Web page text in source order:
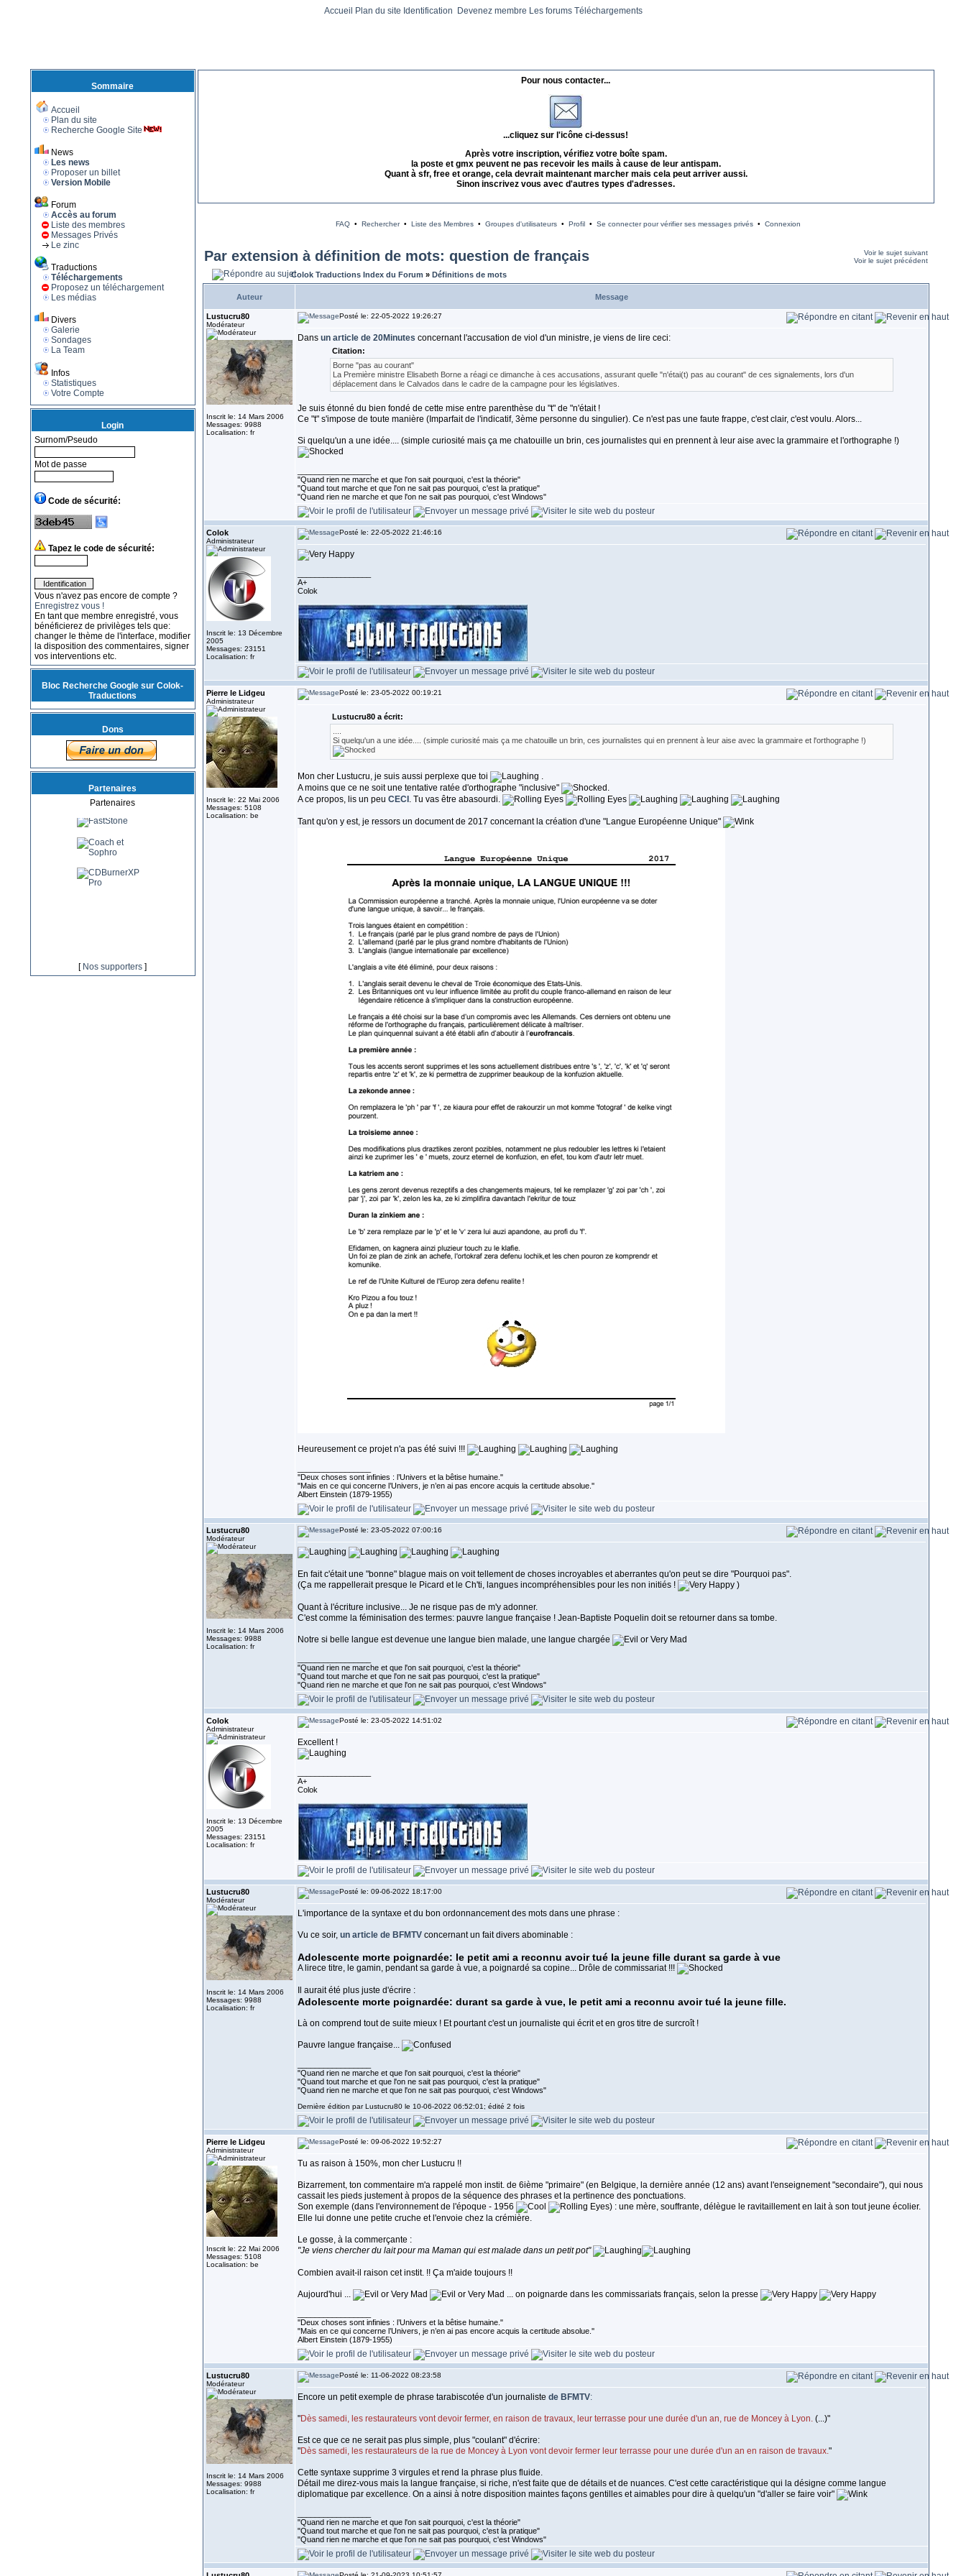
Accueil Plan du site Identification Devenez membre Les forums Téléchargements
Sommaire
Accueil
Plan du site
Recherche Google Site
News
Les news
Proposer un billet
Version Mobile
Forum
Accès au forum
Liste des membres
Messages Privés
Le zinc
Traductions
Téléchargements
Proposez un téléchargement
Les médias
Divers
Galerie
Sondages
La Team
Infos
Statistiques
Votre Compte
Login
Surnom/Pseudo
Mot de passe
Code de sécurité:
Tapez le code de sécurité:
Vous n'avez pas encore de compte ?
Enregistrez vous !
En tant que membre enregistré, vous
bénéficierez de privilèges tels que:
changer le thème de l'interface, modifier
la disposition des commentaires, signer
vos interventions etc.
Bloc Recherche Google sur Colok-
Traductions
Dons
Partenaires
Partenaires
[ Nos supporters ]
Pour nous contacter...
...cliquez sur l'icône ci-dessus!
Après votre inscription, vérifiez votre boîte spam.
la poste et gmx peuvent ne pas recevoir les mails à cause de leur antispam.
Quant à sfr, free et orange, cela devrait maintenant marcher mais cela peut arriver aussi.
Sinon inscrivez vous avec d'autres types d'adresses.
FAQ• Rechercher• Liste des Membres• Groupes d'utilisateurs• Profil• Se connecter pour vérifier ses messages privés• Connexion
Par extension à définition de mots: question de français
Voir le sujet suivant
Voir le sujet précédent
Colok Traductions Index du Forum » Définitions de mots
Auteur Message
Lustucru80
Modérateur
Inscrit le: 14 Mars 2006
Messages: 9988
Localisation: fr
Posté le: 22-05-2022 19:26:27
Dans un article de 20Minutes concernant l'accusation de viol d'un ministre, je viens de lire ceci:
Citation:
Borne "pas au courant"
La Première ministre Elisabeth Borne a réagi ce dimanche à ces accusations, assurant quelle "n'étai(t) pas au courant" de ces signalements, lors d'un
déplacement dans le Calvados dans le cadre de la campagne pour les législatives.
Je suis étonné du bien fondé de cette mise entre parenthèse du "t" de "n'était !
Ce "t" s'impose de toute manière (Imparfait de l'indicatif, 3ème personne du singulier). Ce n'est pas une faute frappe, c'est clair, c'est voulu. Alors...
Si quelqu'un a une idée.... (simple curiosité mais ça me chatouille un brin, ces journalistes qui en prennent à leur aise avec la grammaire et l'orthographe !)
"Quand rien ne marche et que l'on sait pourquoi, c'est la théorie"
"Quand tout marche et que l'on ne sait pas pourquoi, c'est la pratique"
"Quand rien ne marche et que l'on ne sait pas pourquoi, c'est Windows"
Colok
Administrateur
Inscrit le: 13 Décembre
2005
Messages: 23151
Localisation: fr
Posté le: 22-05-2022 21:46:16
A+
Colok
Pierre le Lidgeu
Administrateur
Inscrit le: 22 Mai 2006
Messages: 5108
Localisation: be
Posté le: 23-05-2022 00:19:21
Lustucru80 a écrit:
Si quelqu'un a une idée.... (simple curiosité mais ça me chatouille un brin, ces journalistes qui en prennent à leur aise avec la grammaire et l'orthographe !)
Mon cher Lustucru, je suis aussi perplexe que toi
.
A moins que ce ne soit une tentative ratée d'orthographe "inclusive"
.
A ce propos, lis un peu CECI . Tu vas être abasourdi.
Tant qu'on y est, je ressors un document de 2017 concernant la création d'une "Langue Européenne Unique"
Heureusement ce projet n'a pas été suivi !!!
''Deux choses sont infinies : l’Univers et la bêtise humaine."
"Mais en ce qui concerne l’Univers, je n’en ai pas encore acquis la certitude absolue.''
Albert Einstein (1879-1955)
Lustucru80
Modérateur
Inscrit le: 14 Mars 2006
Messages: 9988
Localisation: fr
Posté le: 23-05-2022 07:00:16
En fait c'était une "bonne" blague mais on voit tellement de choses incroyables et aberrantes qu'on peut se dire "Pourquoi pas".
(Ça me rappellerait presque le Picard et le Ch'ti, langues incompréhensibles pour les non initiés !
)
Quant à l'écriture inclusive... Je ne risque pas de m'y adonner.
C'est comme la féminisation des termes: pauvre langue française ! Jean-Baptiste Poquelin doit se retourner dans sa tombe.
Notre si belle langue est devenue une langue bien malade, une langue chargée
"Quand rien ne marche et que l'on sait pourquoi, c'est la théorie"
"Quand tout marche et que l'on ne sait pas pourquoi, c'est la pratique"
"Quand rien ne marche et que l'on ne sait pas pourquoi, c'est Windows"
Colok
Administrateur
Inscrit le: 13 Décembre
2005
Messages: 23151
Localisation: fr
Posté le: 23-05-2022 14:51:02
Excellent !
A+
Colok
Lustucru80
Modérateur
Inscrit le: 14 Mars 2006
Messages: 9988
Localisation: fr
Posté le: 09-06-2022 18:17:00
L'importance de la syntaxe et du bon ordonnancement des mots dans une phrase :
Vu ce soir, un article de BFMTVconcernant un fait divers abominable :
Adolescente morte poignardée: le petit ami a reconnu avoir tué la jeune fille durant sa garde à vue
A lirece titre, le gamin, pendant sa garde à vue, a poignardé sa copine... Drôle de commissariat !!!
Il aurait été plus juste d'écrire :
Adolescente morte poignardée: durant sa garde à vue, le petit ami a reconnu avoir tué la jeune fille.
Là on comprend tout de suite mieux ! Et pourtant c'est un journaliste qui écrit et en gros titre de surcroît !
Pauvre langue française...
"Quand rien ne marche et que l'on sait pourquoi, c'est la théorie"
"Quand tout marche et que l'on ne sait pas pourquoi, c'est la pratique"
"Quand rien ne marche et que l'on ne sait pas pourquoi, c'est Windows"
Dernière édition par Lustucru80 le 10-06-2022 06:52:01; édité 2 fois
Pierre le Lidgeu
Administrateur
Inscrit le: 22 Mai 2006
Messages: 5108
Localisation: be
Posté le: 09-06-2022 19:52:27
Tu as raison à 150%, mon cher Lustucru !!
Bizarrement, ton commentaire m'a rappelé mon instit. de 6ième "primaire" (en Belgique, la dernière année (12 ans) avant l'enseignement "secondaire"), qui nous
cassait les pieds justement à propos de la séquence des phrases et la pertinence des ponctuations.
Son exemple (dans l'environnement de l'époque - 1956
) : une mère, souffrante, délègue le ravitaillement en lait à son tout jeune écolier.
Elle lui donne une petite cruche et l'envoie chez la crémière.
Le gosse, à la commerçante :
"Je viens chercher du lait pour ma Maman qui est malade dans un petit pot"
Combien avait-il raison cet instit. !! Ça m'aide toujours !!
Aujourd'hui ... ... on poignarde dans les commissariats français, selon la presse
''Deux choses sont infinies : l’Univers et la bêtise humaine."
"Mais en ce qui concerne l’Univers, je n’en ai pas encore acquis la certitude absolue.''
Albert Einstein (1879-1955)
Lustucru80
Modérateur
Inscrit le: 14 Mars 2006
Messages: 9988
Localisation: fr
Posté le: 11-06-2022 08:23:58
Encore un petit exemple de phrase tarabiscotée d'un journaliste de BFMTV:
"Dès samedi, les restaurateurs vont devoir fermer, en raison de travaux, leur terrasse pour une durée d'un an, rue de Moncey à Lyon.(...)"
Est ce que ce ne serait pas plus simple, plus "coulant" d'écrire:
"Dès samedi, les restaurateurs de la rue de Moncey à Lyon vont devoir fermer leur terrasse pour une durée d'un an en raison de travaux."
Cette syntaxe supprime 3 virgules et rend la phrase plus fluide.
Détail me direz-vous mais la langue française, si riche, n'est faite que de détails et de nuances. C'est cette caractéristique qui la désigne comme langue
diplomatique par excellence. On a ainsi à notre disposition maintes façons gentilles et aimables pour dire à quelqu'un "d'aller se faire voir"
"Quand rien ne marche et que l'on sait pourquoi, c'est la théorie"
"Quand tout marche et que l'on ne sait pas pourquoi, c'est la pratique"
"Quand rien ne marche et que l'on ne sait pas pourquoi, c'est Windows"